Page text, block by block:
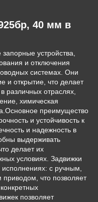
40 мм в
устройства,
и отключения
системах. Они
и открытие, что делает
различных отраслях,
химическая
преимущество
и устойчивость к
и надежность в
выдерживать
делает их
условиях. Задвижки
с ручным,
приводом, что позволяет
позволяет